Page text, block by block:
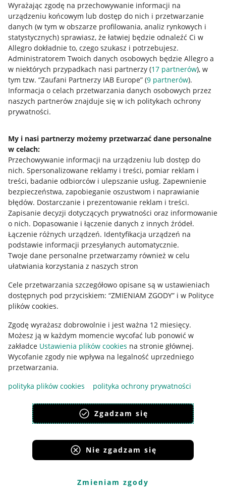
Wyrażając zgodę na przechowywanie informacji na
urządzeniu końcowym lub dostęp do nich i przetwarzanie
danych (w tym w obszarze profilowania, analiz rynkowych i
statystycznych) sprawiasz, że łatwiej będzie odnaleźć Ci w
Allegro dokładnie to, czego szukasz i potrzebujesz.
Administratorem Twoich danych osobowych będzie Allegro a
w niektórych przypadkach nasi partnerzy (17 partnerów), w
tym tzw. “Zaufani Partnerzy IAB Europe” (9 partnerów).
Informacja o celach przetwarzania danych osobowych przez
naszych partnerów znajduje się w ich politykach ochrony
prywatności.
My i nasi partnerzy możemy przetwarzać dane personalne
w celach:
Przechowywanie informacji na urządzeniu lub dostęp do
nich. Spersonalizowane reklamy i treści, pomiar reklam i
treści, badanie odbiorców i ulepszanie usług. Zapewnienie
bezpieczeństwa, zapobieganie oszustwom i naprawianie
błędów. Dostarczanie i prezentowanie reklam i treści.
Zapisanie decyzji dotyczących prywatności oraz informowanie
o nich. Dopasowanie i łączenie danych z innych źródeł.
Łączenie różnych urządzeń. Identyfikacja urządzeń na
podstawie informacji przesyłanych automatycznie.
Twoje dane personalne przetwarzamy również w celu
ułatwiania korzystania z naszych stron
Cele przetwarzania szczegółowo opisane są w ustawieniach
dostępnych pod przyciskiem: “ZMIENIAM ZGODY” i w Polityce
plików cookies.
Zgodę wyrażasz dobrowolnie i jest ważna 12 miesięcy.
Możesz ją w każdym momencie wycofać lub ponowić w
zakładce Ustawienia plików cookies na stronie głównej.
Wycofanie zgody nie wpływa na legalność uprzedniego
przetwarzania.
polityka plików cookies
polityka ochrony prywatności
Zgadzam się
Nie zgadzam się
Zmieniam zgody
Przydatne informacje
Jak to działa
Allegro Gadane dla sprzedających
Allegro Gadane dla kupujących
Mapa miejscowości
Informacje prawne
Regulamin
Polityka plików "cookies"
Ustawienia plików "cookies"
Udostępnianie lokalizacji
Informacje dla Aktu o Usługach Cyfrowych
Pobierz aplikację
Korzystanie z serwisu oznacza akceptacjęregulaminu